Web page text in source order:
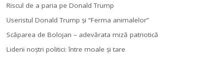
Riscul de a paria pe Donald Trump
Useristul Donald Trump şi “Ferma animalelor”
Scăparea de Bolojan – adevărata miză patriotică
Liderii noştri politici: între moale şi tare